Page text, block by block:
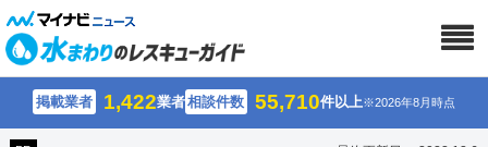
掲載業者 1,422業者相談件数 55,710件以上※2026年8月時点